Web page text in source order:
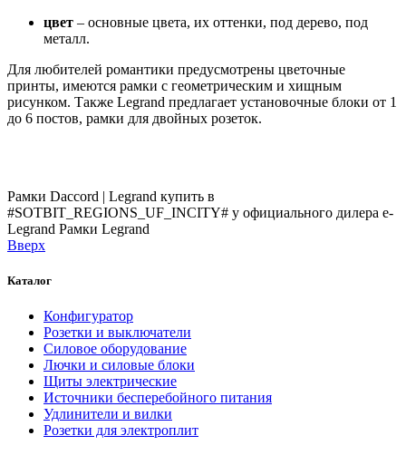
цвет – основные цвета, их оттенки, под дерево, под
металл.
Для любителей романтики предусмотрены цветочные
принты, имеются рамки с геометрическим и хищным
рисунком. Также Legrand предлагает установочные блоки от 1
до 6 постов, рамки для двойных розеток.
Рамки Daccord | Legrand купить в
#SOTBIT_REGIONS_UF_INCITY# у официального дилера e-
Legrand Рамки Legrand
Вверх
Каталог
Конфигуратор
Розетки и выключатели
Силовое оборудование
Лючки и силовые блоки
Щиты электрические
Источники бесперебойного питания
Удлинители и вилки
Розетки для электроплит